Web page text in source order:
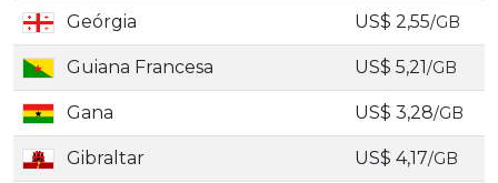
Geórgia US$ 2,55/GB
Guiana Francesa US$ 5,21/GB
Gana US$ 3,28/GB
Gibraltar US$ 4,17/GB